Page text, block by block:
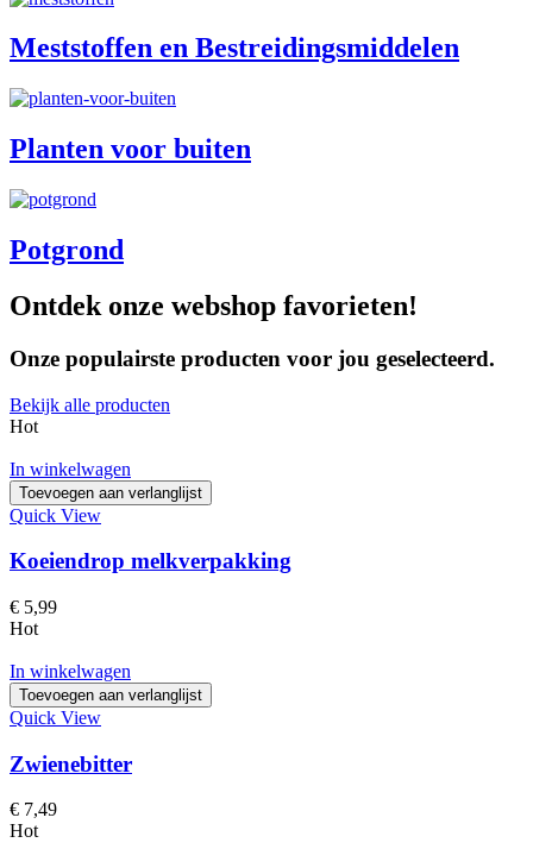
Meststoffen en Bestreidingsmiddelen
Planten voor buiten
Potgrond
Ontdek onze webshop favorieten!
Onze populairste producten voor jou geselecteerd.
Bekijk alle producten
Hot
In winkelwagen
Toevoegen aan verlanglijst
Quick View
Koeiendrop melkverpakking
€ 5,99
Hot
In winkelwagen
Toevoegen aan verlanglijst
Quick View
Zwienebitter
€ 7,49
Hot